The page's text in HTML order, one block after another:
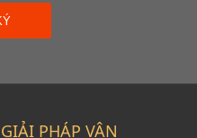
PHÁP VẬN